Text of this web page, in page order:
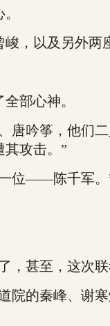
以及另外两
部心神。
吟筝，他们
攻击。”
位——陈千军。
甚至，这次联
的秦峰、谢